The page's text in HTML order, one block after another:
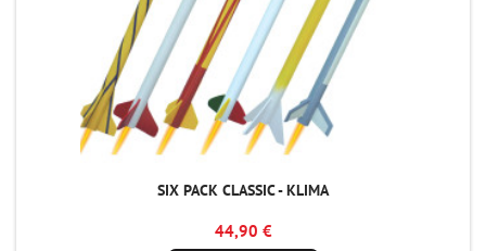
SIX PACK CLASSIC - KLIMA
44,90 €